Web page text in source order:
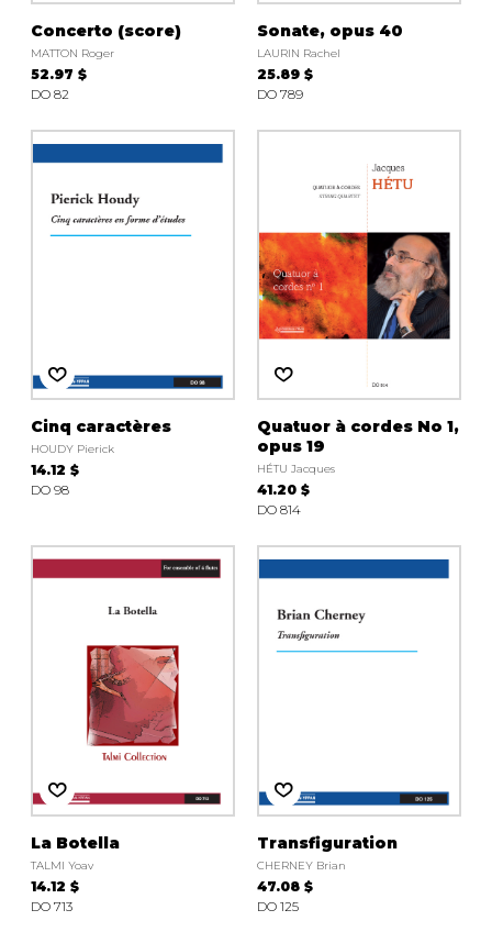
Concerto (score)
MATTON Roger
52.97 $
DO 82
Sonate, opus 40
LAURIN Rachel
25.89 $
DO 789
Cinq caractères
HOUDY Pierick
14.12 $
DO 98
Quatuor à cordes No 1,
opus 19
HÉTU Jacques
41.20 $
DO 814
La Botella
TALMI Yoav
14.12 $
DO 713
Transfiguration
CHERNEY Brian
47.08 $
DO 125